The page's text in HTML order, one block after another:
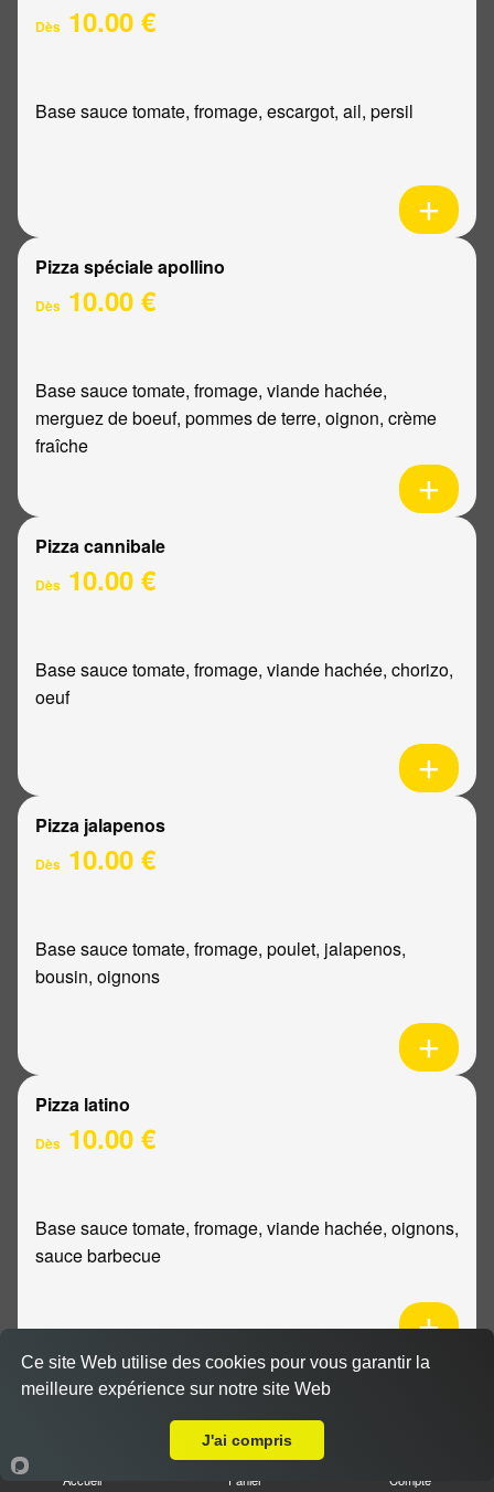
Dès 10.00 €
Base sauce tomate, fromage, escargot, ail, persil
Pizza spéciale apollino
Dès 10.00 €
Base sauce tomate, fromage, viande hachée,
merguez de boeuf, pommes de terre, oignon, crème
fraîche
Pizza cannibale
Dès 10.00 €
Base sauce tomate, fromage, viande hachée, chorizo,
oeuf
Pizza jalapenos
Dès 10.00 €
Base sauce tomate, fromage, poulet, jalapenos,
bousin, oignons
Pizza latino
Dès 10.00 €
Base sauce tomate, fromage, viande hachée, oignons,
sauce barbecue
Pizza mexicaine
Accueil Panier Compte
Ce site Web utilise des cookies pour vous garantir la
meilleure expérience sur notre site Web
J'ai compris